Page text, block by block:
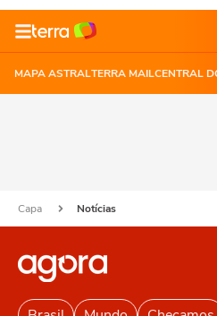
MAPA ASTRALTERRA MAILCENTRAL
Capa Notícias